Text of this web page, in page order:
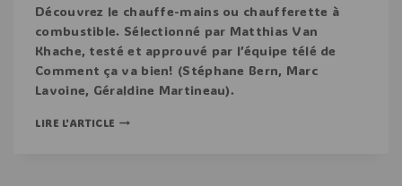
Découvrez le chauffe-mains ou chaufferette à
combustible. Sélectionné par Matthias Van
Khache, testé et approuvé par l’équipe télé de
Comment ça va bien! (Stéphane Bern, Marc
Lavoine, Géraldine Martineau).
LIRE L'ARTICLE